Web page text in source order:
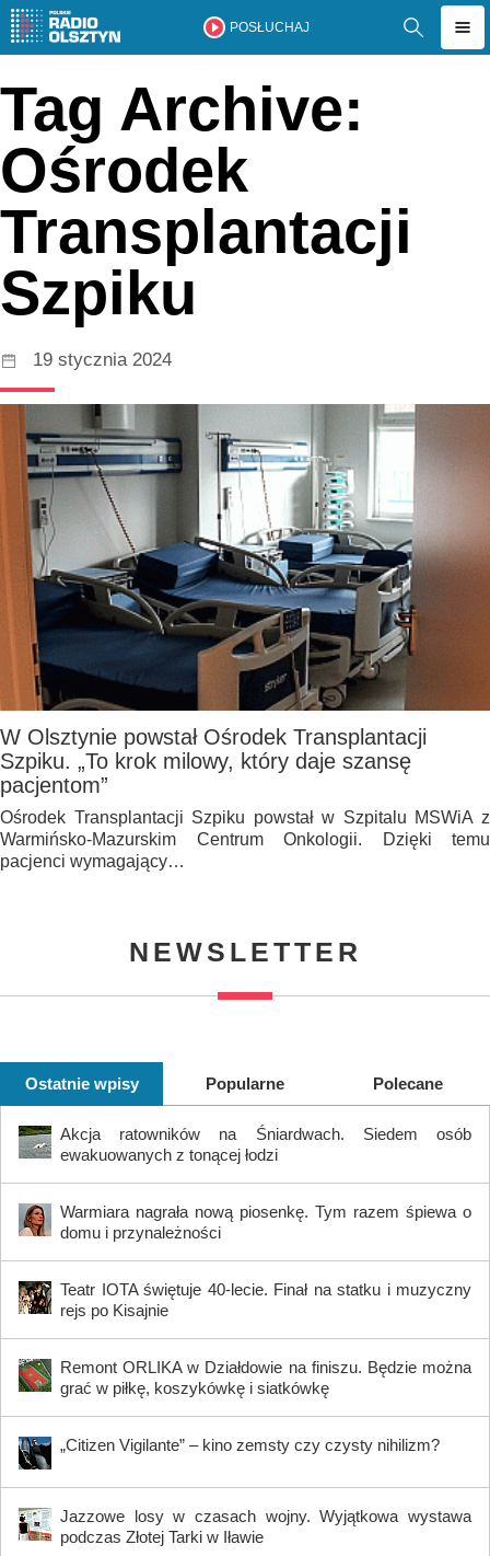
POSŁUCHAJ
Tag Archive:
Ośrodek
Transplantacji
Szpiku
19 stycznia 2024
W Olsztynie powstał Ośrodek Transplantacji
Szpiku. „To krok milowy, który daje szansę
pacjentom”
Ośrodek Transplantacji Szpiku powstał w Szpitalu MSWiA z
Warmińsko-Mazurskim Centrum Onkologii. Dzięki temu
pacjenci wymagający…
NEWSLETTER
Ostatnie wpisy Popularne Polecane
Akcja ratowników na Śniardwach. Siedem osób
ewakuowanych z tonącej łodzi
Warmiara nagrała nową piosenkę. Tym razem śpiewa o
domu i przynależności
Teatr IOTA świętuje 40-lecie. Finał na statku i muzyczny
rejs po Kisajnie
Remont ORLIKA w Działdowie na finiszu. Będzie można
grać w piłkę, koszykówkę i siatkówkę
„Citizen Vigilante” – kino zemsty czy czysty nihilizm?
Jazzowe losy w czasach wojny. Wyjątkowa wystawa
podczas Złotej Tarki w Iławie